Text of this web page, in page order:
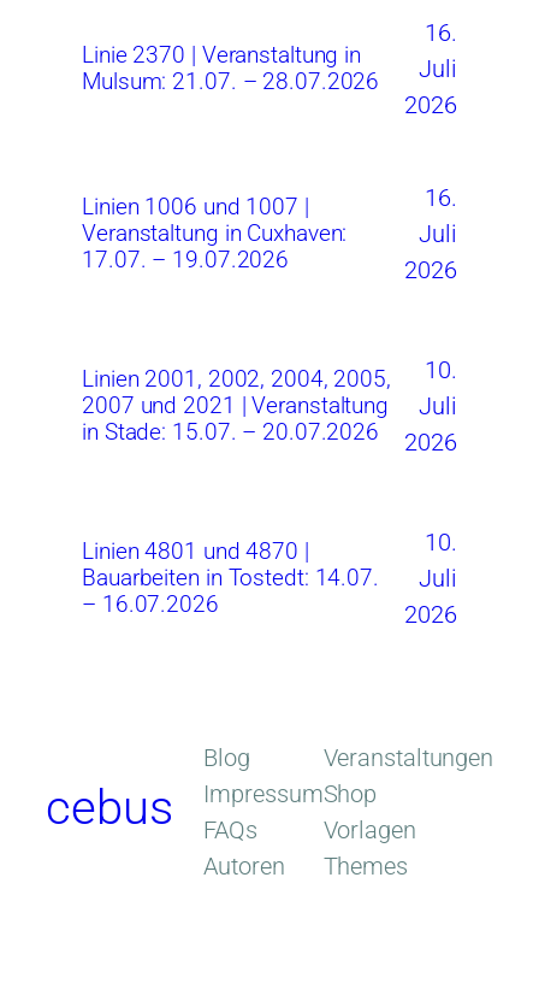
Linie 2370 | Veranstaltung in
Mulsum: 21.07. – 28.07.2026
16.
Juli
2026
Linien 1006 und 1007 |
Veranstaltung in Cuxhaven:
17.07. – 19.07.2026
16.
Juli
2026
Linien 2001, 2002, 2004, 2005,
2007 und 2021 | Veranstaltung
in Stade: 15.07. – 20.07.2026
10.
Juli
2026
Linien 4801 und 4870 |
Bauarbeiten in Tostedt: 14.07.
– 16.07.2026
10.
Juli
2026
cebus
Blog
Impressum
FAQs
Autoren
Veranstaltungen
Shop
Vorlagen
Themes